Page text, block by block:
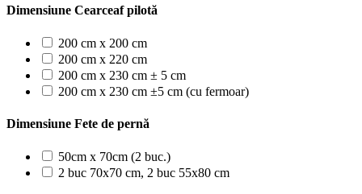
Dimensiune Cearceaf pilotă
200 cm x 200 cm
200 cm x 220 cm
200 cm x 230 cm ± 5 cm
200 cm x 230 cm ±5 cm (cu fermoar)
Dimensiune Fete de pernă
50cm x 70cm (2 buc.)
2 buc 70x70 cm, 2 buc 55x80 cm